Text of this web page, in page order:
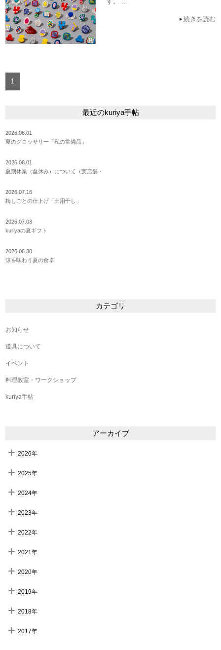
続きを読む
1
最近のkuriya手帖
2026.08.01
夏のグロッサリー「私の常備品」
2026.08.01
夏期休業（盆休み）について（実店舗・
2026.07.16
梅しごとの仕上げ「土用干し」
2026.07.03
kuriyaの夏ギフト
2026.06.30
涼を味わう夏の食卓
カテゴリ
お知らせ
道具について
イベント
料理教室・ワークショップ
kuriya手帖
アーカイブ
2026年
2025年
2024年
2023年
2022年
2021年
2020年
2019年
2018年
2017年